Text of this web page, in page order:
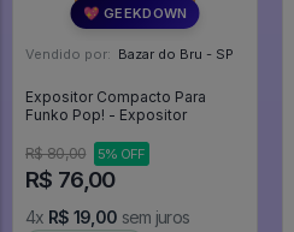
💖 GEEKDOWN
Vendido por: Bazar do Bru - SP
Expositor Compacto Para
Funko Pop! - Expositor
R$ 80,00 5% OFF
R$ 76,00
4x R$ 19,00 sem juros